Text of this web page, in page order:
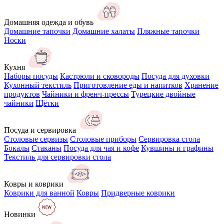
Домашняя одежда и обувь
Домашние тапочки Домашние халаты Пляжные тапочки
Носки
Кухня
Наборы посуды Кастрюли и сковороды Посуда для духовки
Кухонный текстиль Приготовление еды и напитков Хранение
продуктов Чайники и френч-прессы Турецкие двойные
чайники Щётки
Посуда и сервировка
Столовые сервизы Столовые приборы Сервировка стола
Бокалы Стаканы Посуда для чая и кофе Кувшины и графины
Текстиль для сервировки стола
Ковры и коврики
Коврики для ванной Ковры Придверные коврики
Новинки